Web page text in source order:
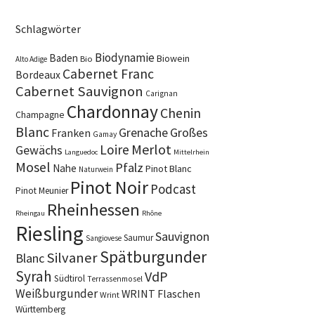
Schlagwörter
Alto Adige Baden Bio BiodynamieBiowein
Bordeaux Cabernet Franc
Cabernet Sauvignon Carignan
Champagne ChardonnayChenin
Blanc Franken Gamay GrenacheGroßes
Gewächs Languedoc Loire Merlot Mittelrhein
Mosel Nahe Naturwein Pfalz Pinot Blanc
Pinot Meunier Pinot Noir Podcast
Rheingau Rheinhessen Rhône
Riesling Sangiovese SaumurSauvignon
BlancSilvanerSpätburgunder
Syrah Südtirol Terrassenmosel VdP
Weißburgunder Wrint WRINT Flaschen
Württemberg